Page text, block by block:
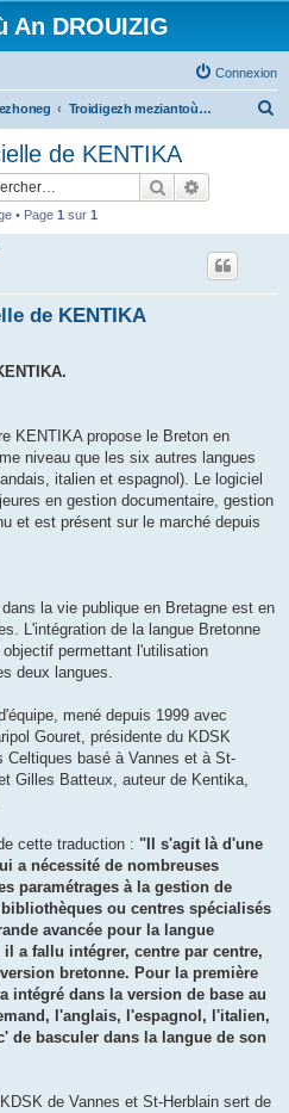
An DROUIZIG
Connexion
Troidigezh meziantoù all (frank a wirioù evit an darn vrasañ anezho)
de KENTIKA
Rechercher
• Page 1 sur 1
de KENTIKA
KENTIKA propose le Breton en
niveau que les six autres langues
italien et espagnol). Le logiciel
en gestion documentaire, gestion
et est présent sur le marché depuis
la vie publique en Bretagne est en
L'intégration de la langue Bretonne
permettant l'utilisation
deux langues.
mené depuis 1999 avec
Gouret, présidente du KDSK
Celtiques basé à Vannes et à St-
Gilles Batteux, auteur de Kentika,
cette traduction : "Il s'agit là d'une
a nécessité de nombreuses
paramétrages à la gestion de
ou centres spécialisés
avancée pour la langue
a fallu intégrer, centre par centre,
bretonne. Pour la première
intégré dans la version de base au
l'anglais, l'espagnol, l'italien,
de basculer dans la langue de son
de Vannes et St-Herblain sert de